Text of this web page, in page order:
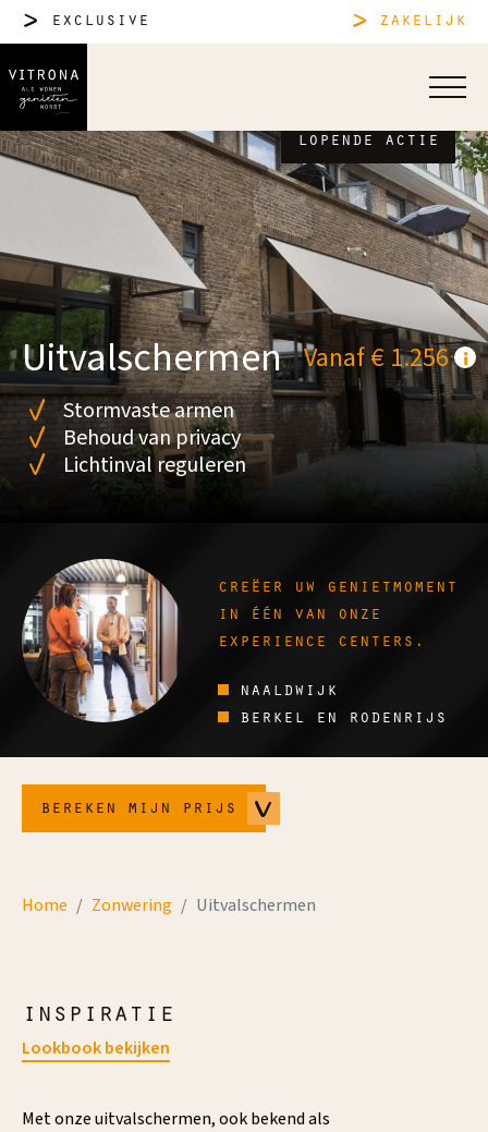
exclusive zakelijk
lopende actie
Uitvalschermen Vanaf € 1.256
Stormvaste armen
Behoud van privacy
Lichtinval reguleren
creëer uw genietmoment
in één van onze
experience centers.
naaldwijk
berkel en rodenrijs
bereken mijn prijs
Home Zonwering Uitvalschermen
inspiratie
Lookbook bekijken
Met onze uitvalschermen, ook bekend als